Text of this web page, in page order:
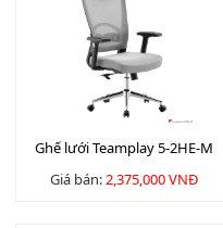
Ghế lưới Teamplay 5-2HE-M
Giá bán:2,375,000 VNĐ